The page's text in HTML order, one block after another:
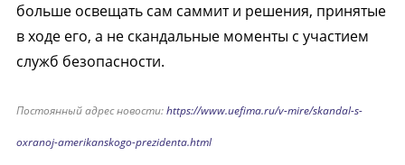
больше освещать сам саммит и решения, принятые
в ходе его, а не скандальные моменты с участием
служб безопасности.
Постоянный адрес новости:https://www.uefima.ru/v-mire/skandal-s-
oxranoj-amerikanskogo-prezidenta.html